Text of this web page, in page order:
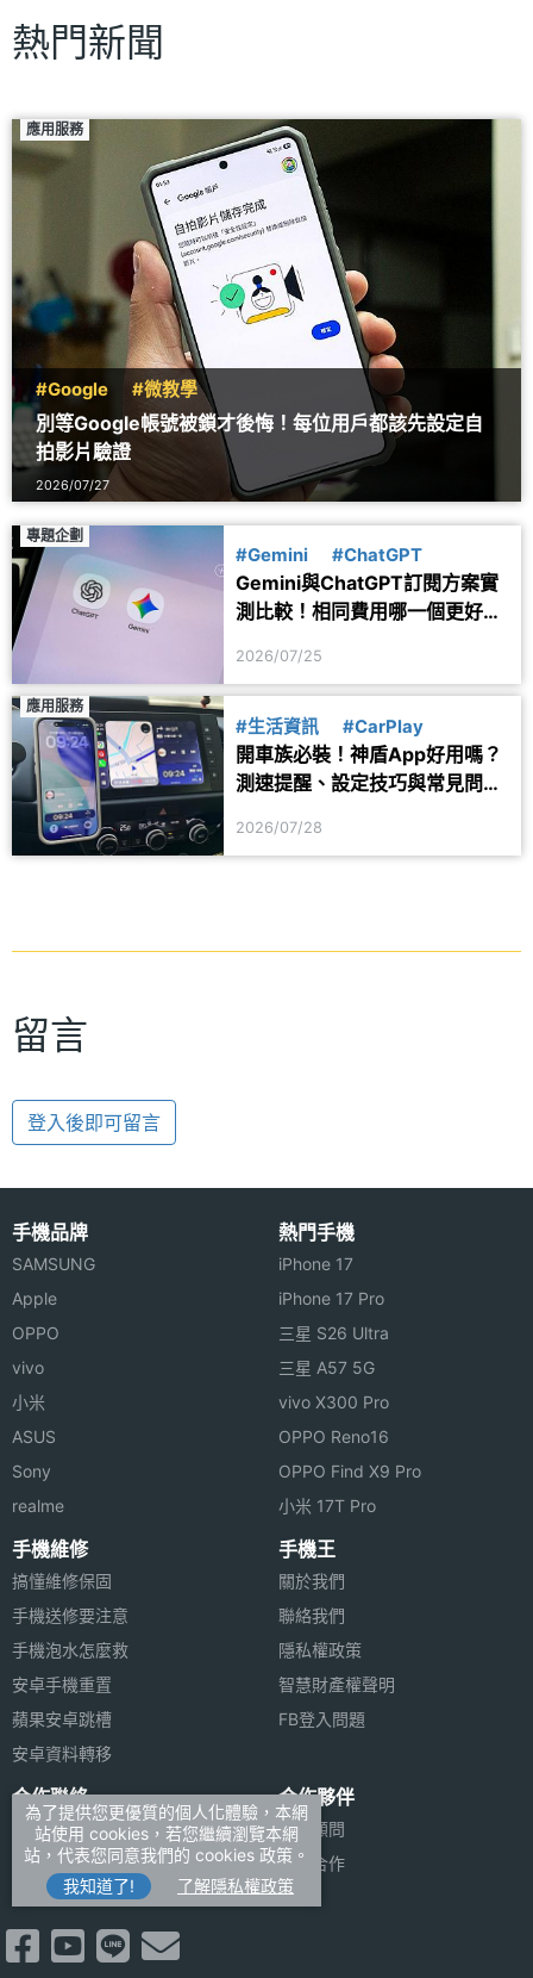
熱門新聞
應用服務
#Google #微教學
別等Google帳號被鎖才後悔！每位用戶都該先設定自
拍影片驗證
2026/07/27
專題企劃
#Gemini #ChatGPT
Gemini與ChatGPT訂閱方案實
測比較！相同費用哪一個更好
2026/07/25
應用服務
#生活資訊 #CarPlay
開車族必裝！神盾App好用嗎？
測速提醒、設定技巧與常見問題
2026/07/28
留言
登入後即可留言
手機品牌
SAMSUNG
Apple
OPPO
vivo
小米
ASUS
Sony
realme
熱門手機
iPhone 17
iPhone 17 Pro
三星 S26 Ultra
三星 A57 5G
vivo X300 Pro
OPPO Reno16
OPPO Find X9 Pro
小米 17T Pro
手機維修
搞懂維修保固
手機送修要注意
手機泡水怎麼救
安卓手機重置
蘋果安卓跳槽
安卓資料轉移
手機王
關於我們
聯絡我們
隱私權政策
智慧財產權聲明
FB登入問題
合作聯絡
廣告刊登
加入商店報價
新聞聯絡
合作夥伴
法律顧問
媒體合作
為了提供您更優質的個人化體驗，本網
站使用 cookies，若您繼續瀏覽本網
站，代表您同意我們的 cookies 政策。
我知道了!
了解隱私權政策